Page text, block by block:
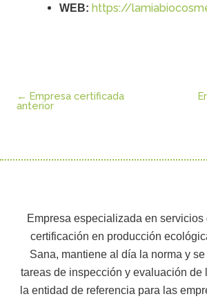
WEB: https://
← Empresa certificada
anterior
Empresa especializada en
certificación en producción
Sana, mantiene al día la norma y
tareas de inspección y evaluación de
la entidad de referencia para las